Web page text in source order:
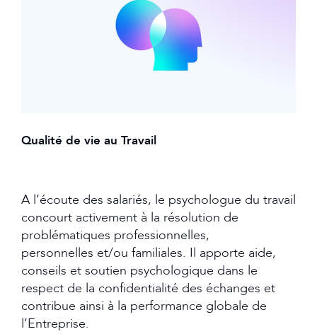
Qualité de vie au Travail
A l’écoute des salariés, le psychologue du travail
concourt activement à la résolution de
problématiques professionnelles,
personnelles et/ou familiales. Il apporte aide,
conseils et soutien psychologique dans le
respect de la confidentialité des échanges et
contribue ainsi à la performance globale de
l’Entreprise.